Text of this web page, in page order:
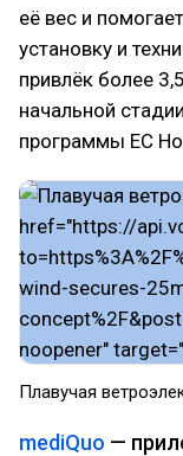
её вес и
установку и
привлёк более
начальной
программы ЕС
Плавучая
mediQuo —